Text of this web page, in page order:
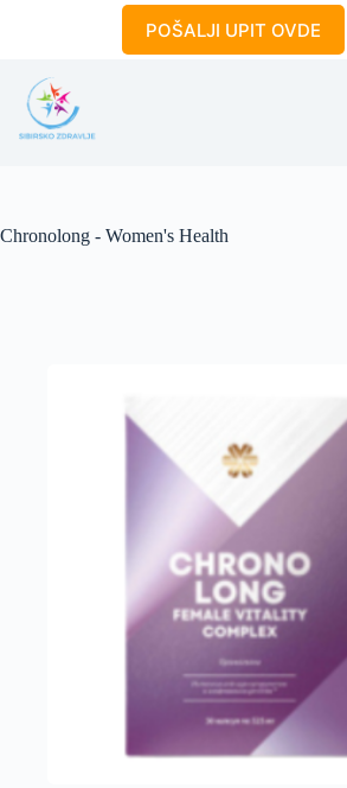
POŠALJI UPIT OVDE
Chronolong - Women's Health